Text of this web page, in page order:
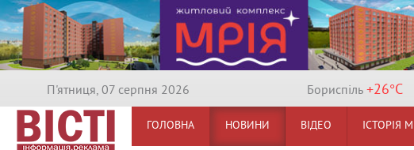
П'ятниця, 07 серпня 2026 Бориспiль +26°C
ГОЛОВНА НОВИНИ ВІДЕО ІСТОРІЯ